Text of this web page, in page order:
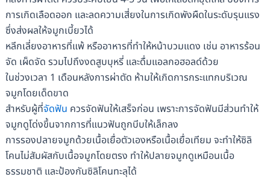
การเกิดเลือดออก และลดความเสี่ยงในการเกิดพังผืดในระดับรุนแรง
ซึ่งส่งผลให้จมูกเบี้ยวได้
หลีกเลี่ยงอาหารที่แพ้ หรืออาหารที่ทำให้หน้าบวมแดง เช่น อาหารร้อน
จัด เผ็ดจัด รวมไปถึงงดสูบบุหรี่ และดื่มแอลกอฮอลด์ด้วย
ในช่วงเวลา 1 เดือนหลังการผ่าตัด ห้ามให้เกิดการกระแทกบริเวณ
จมูกโดยเด็ดขาด
สำหรับผู้ที่จัดฟัน ควรจัดฟันให้เสร็จก่อน เพราะการจัดฟันมีส่วนทำให้
จมูกดูโด่งขึ้นจากการที่แนวฟันถูกบีบให้เล็กลง
การรองปลายจมูกด้วยเนื้อเยื่อตัวเองหรือเนื้อเยื่อเทียม จะทำให้ซิลิ
โคนไม่สัมผัสกับเนื้อจมูกโดยตรง ทำให้ปลายจมูกดูเหมือนเนื้อ
ธรรมชาติ และป้องกันซิลิโคนทะลุได้